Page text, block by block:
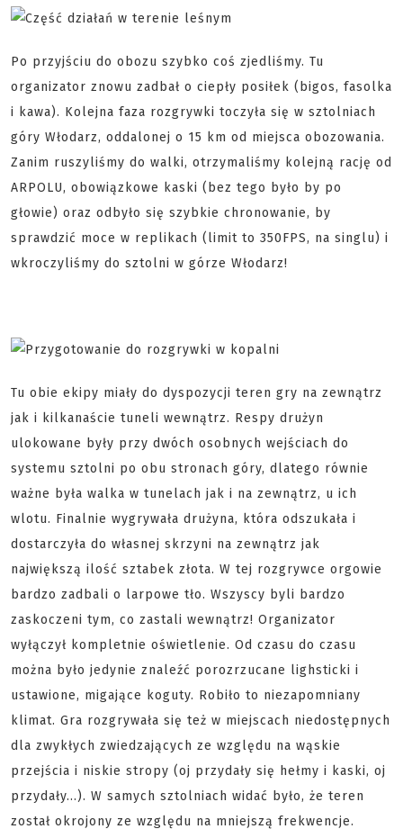
Po przyjściu do obozu szybko coś zjedliśmy. Tu
organizator znowu zadbał o ciepły posiłek (bigos, fasolka
i kawa). Kolejna faza rozgrywki toczyła się w sztolniach
góry Włodarz, oddalonej o 15 km od miejsca obozowania.
Zanim ruszyliśmy do walki, otrzymaliśmy kolejną rację od
ARPOLU, obowiązkowe kaski (bez tego było by po
głowie) oraz odbyło się szybkie chronowanie, by
sprawdzić moce w replikach (limit to 350FPS, na singlu) i
wkroczyliśmy do sztolni w górze Włodarz!
Tu obie ekipy miały do dyspozycji teren gry na zewnątrz
jak i kilkanaście tuneli wewnątrz. Respy drużyn
ulokowane były przy dwóch osobnych wejściach do
systemu sztolni po obu stronach góry, dlatego równie
ważne była walka w tunelach jak i na zewnątrz, u ich
wlotu. Finalnie wygrywała drużyna, która odszukała i
dostarczyła do własnej skrzyni na zewnątrz jak
największą ilość sztabek złota. W tej rozgrywce orgowie
bardzo zadbali o larpowe tło. Wszyscy byli bardzo
zaskoczeni tym, co zastali wewnątrz! Organizator
wyłączył kompletnie oświetlenie. Od czasu do czasu
można było jedynie znaleźć porozrzucane lighsticki i
ustawione, migające koguty. Robiło to niezapomniany
klimat. Gra rozgrywała się też w miejscach niedostępnych
dla zwykłych zwiedzających ze względu na wąskie
przejścia i niskie stropy (oj przydały się hełmy i kaski, oj
przydały...). W samych sztolniach widać było, że teren
został okrojony ze względu na mniejszą frekwencje.